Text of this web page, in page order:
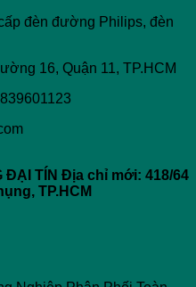
đèn đường Philips, đèn
16, Quận 11, TP.HCM
ĐẠI TÍN Địa chỉ mới: 418/64
TP.HCM